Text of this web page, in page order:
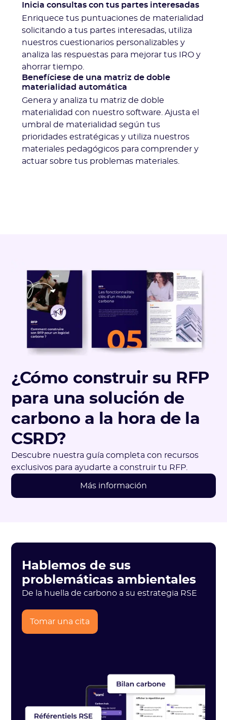
Inicia consultas con tus partes interesadas
Enriquece tus puntuaciones de materialidad
solicitando a tus partes interesadas, utiliza
nuestros cuestionarios personalizables y
analiza las respuestas para mejorar tus IRO y
ahorrar tiempo.
Benefíciese de una matriz de doble
materialidad automática
Genera y analiza tu matriz de doble
materialidad con nuestro software. Ajusta el
umbral de materialidad según tus
prioridades estratégicas y utiliza nuestros
materiales pedagógicos para comprender y
actuar sobre tus problemas materiales.
¿Cómo construir su RFP
para una solución de
carbono a la hora de la
CSRD?
Descubre nuestra guía completa con recursos
exclusivos para ayudarte a construir tu RFP.
Más información
Hablemos de sus
problemáticas ambientales
De la huella de carbono a su estrategia RSE
Tomar una cita